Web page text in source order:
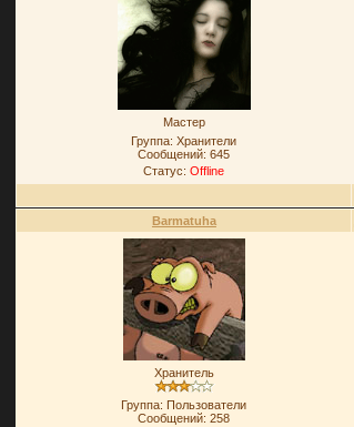
Мастер
Группа: Хранители
Сообщений:645
Статус:Offline
Barmatuha
Хранитель
Группа: Пользователи
Сообщений:258